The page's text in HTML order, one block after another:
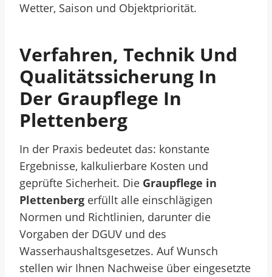
Wetter, Saison und Objektpriorität.
Verfahren, Technik Und
Qualitätssicherung In
Der Graupflege In
Plettenberg
In der Praxis bedeutet das: konstante
Ergebnisse, kalkulierbare Kosten und
geprüfte Sicherheit. Die Graupflege in
Plettenberg erfüllt alle einschlägigen
Normen und Richtlinien, darunter die
Vorgaben der DGUV und des
Wasserhaushaltsgesetzes. Auf Wunsch
stellen wir Ihnen Nachweise über eingesetzte